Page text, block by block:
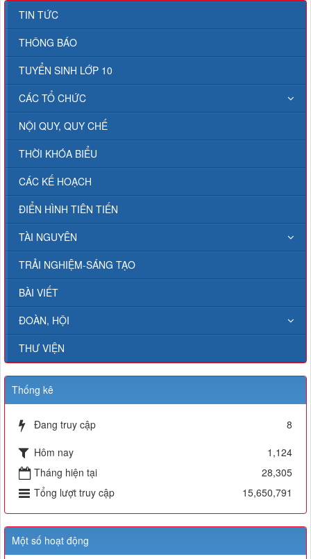
TIN TỨC
THÔNG BÁO
TUYỂN SINH LỚP 10
CÁC TỔ CHỨC
NỘI QUY, QUY CHẾ
THỜI KHÓA BIỂU
CÁC KẾ HOẠCH
ĐIỂN HÌNH TIÊN TIẾN
TÀI NGUYÊN
TRẢI NGHIỆM-SÁNG TẠO
BÀI VIẾT
ĐOÀN, HỘI
THƯ VIỆN
Thống kê
Đang truy cập
8
Hôm nay
1,124
Tháng hiện tại
28,305
Tổng lượt truy cập
15,650,791
Một số hoạt động